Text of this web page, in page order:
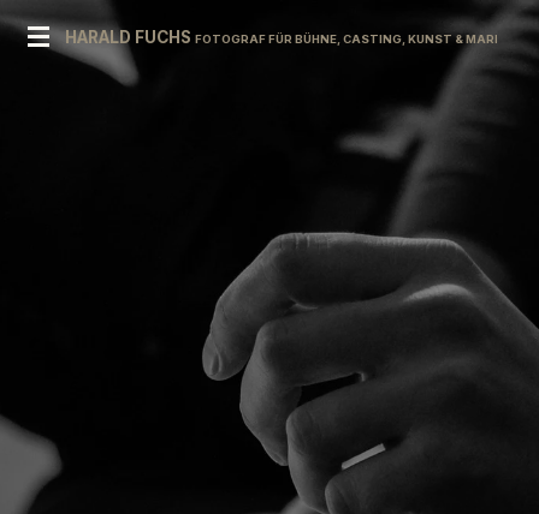
Zum
Hauptinhalt
HARALD FUCHS FOTOGRAF FÜR BÜHNE, CASTING, KUNST & MARKE